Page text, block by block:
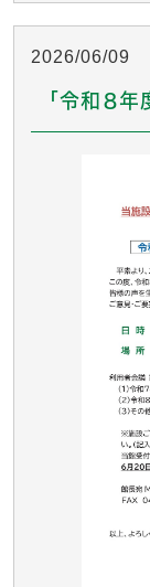
2026/06/09
「令和８年